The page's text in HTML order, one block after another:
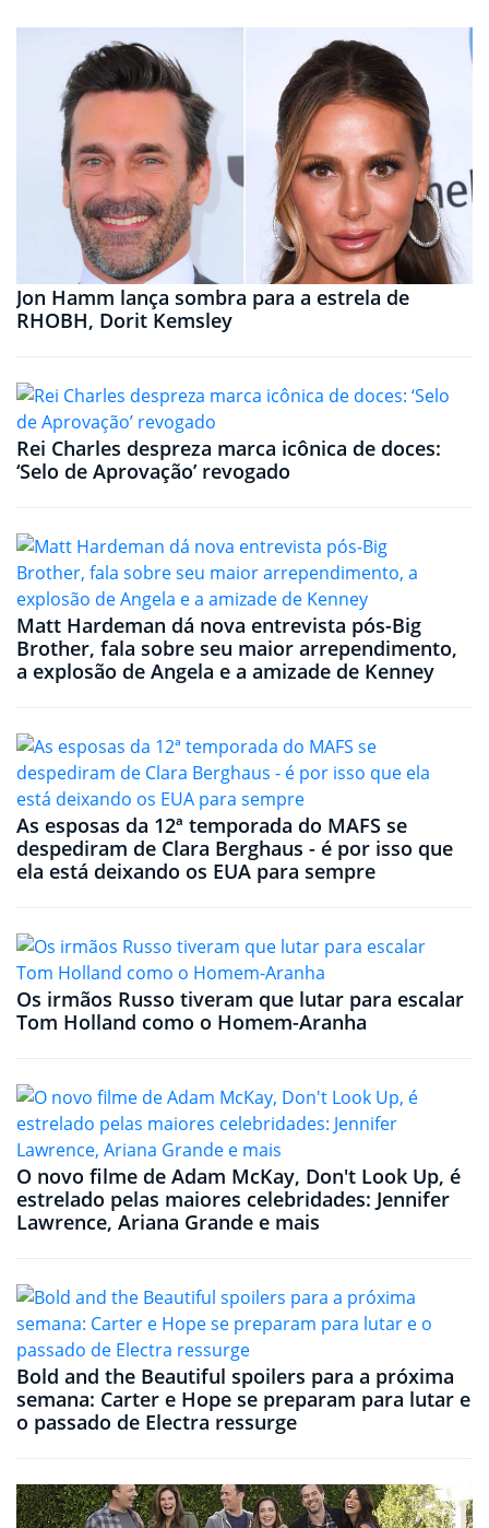
Jon Hamm lança sombra para a estrela de
RHOBH, Dorit Kemsley
Rei Charles despreza marca icônica de doces:
‘Selo de Aprovação’ revogado
Matt Hardeman dá nova entrevista pós-Big
Brother, fala sobre seu maior arrependimento,
a explosão de Angela e a amizade de Kenney
As esposas da 12ª temporada do MAFS se
despediram de Clara Berghaus - é por isso que
ela está deixando os EUA para sempre
Os irmãos Russo tiveram que lutar para escalar
Tom Holland como o Homem-Aranha
O novo filme de Adam McKay, Don't Look Up, é
estrelado pelas maiores celebridades: Jennifer
Lawrence, Ariana Grande e mais
Bold and the Beautiful spoilers para a próxima
semana: Carter e Hope se preparam para lutar e
o passado de Electra ressurge